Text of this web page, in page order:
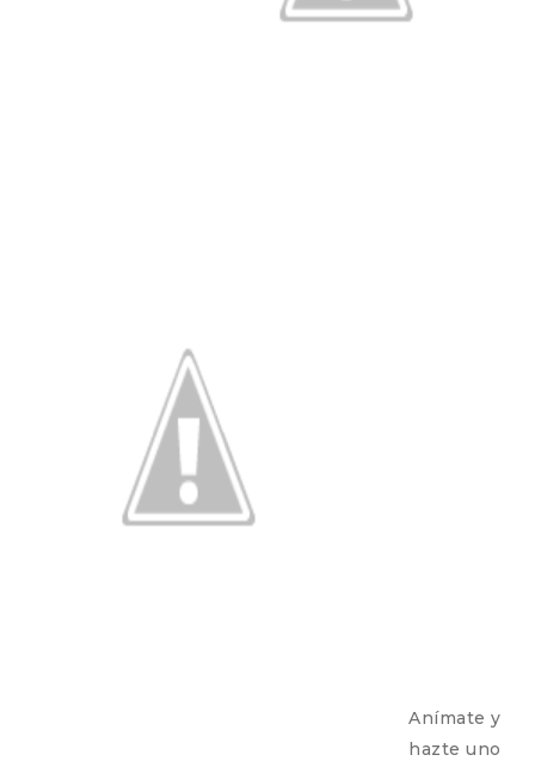
Anímate y
hazte uno